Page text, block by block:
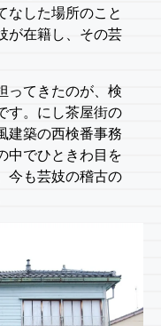
なした場所のこと
が在籍し、その芸
ってきたのが、検
す。にし茶屋街の
建築の西検番事務
中でひときわ目を
今も芸妓の稽古の